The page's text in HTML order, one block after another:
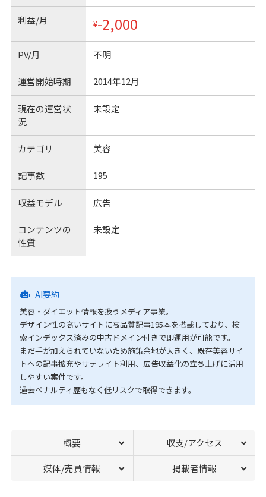
利益/月 ¥-2,000
PV/月 不明
運営開始時期 2014年12月
現在の運営状
況
未設定
カテゴリ 美容
記事数 195
収益モデル 広告
コンテンツの
性質
未設定
AI要約
美容・ダイエット情報を扱うメディア事業。
デザイン性の高いサイトに高品質記事195本を搭載しており、検
索インデックス済みの中古ドメイン付きで即運用が可能です。
まだ手が加えられていないため施策余地が大きく、既存美容サイ
トへの記事拡充やサテライト利用、広告収益化の立ち上げに活用
しやすい案件です。
過去ペナルティ歴もなく低リスクで取得できます。
概要 収支/アクセス
媒体/売買情報 掲載者情報